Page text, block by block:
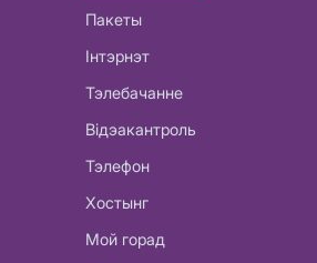
Пакеты
Інтэрнэт
Тэлебачанне
Відэакантроль
Тэлефон
Хостынг
Мой горад